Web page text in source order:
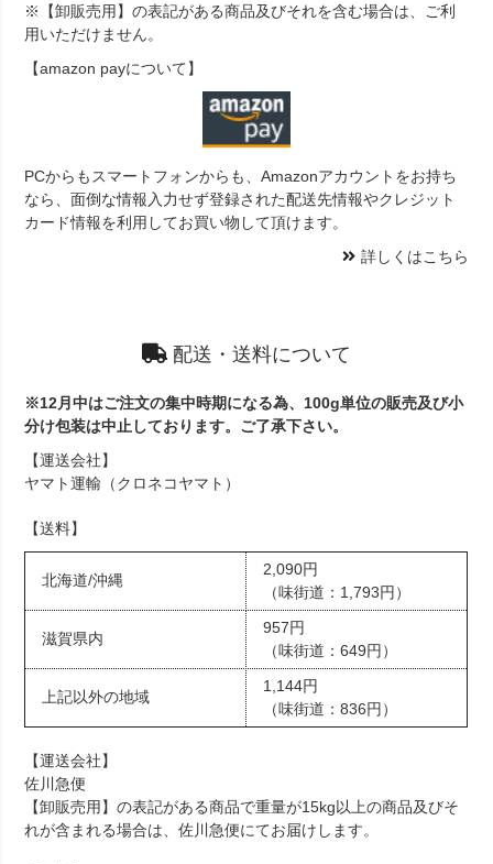
※【卸販売用】の表記がある商品及びそれを含む場合は、ご利
用いただけません。
【amazon payについて】
PCからもスマートフォンからも、Amazonアカウントをお持ち
なら、面倒な情報入力せず登録された配送先情報やクレジット
カード情報を利用してお買い物して頂けます。
詳しくはこちら
配送・送料について
※12月中はご注文の集中時期になる為、100g単位の販売及び小
分け包装は中止しております。ご了承下さい。
【運送会社】
ヤマト運輸（クロネコヤマト）
【送料】
北海道/沖縄
2,090円
（味街道：1,793円）
滋賀県内
957円
（味街道：649円）
上記以外の地域
1,144円
（味街道：836円）
【運送会社】
佐川急便
【卸販売用】の表記がある商品で重量が15kg以上の商品及びそ
れが含まれる場合は、佐川急便にてお届けします。